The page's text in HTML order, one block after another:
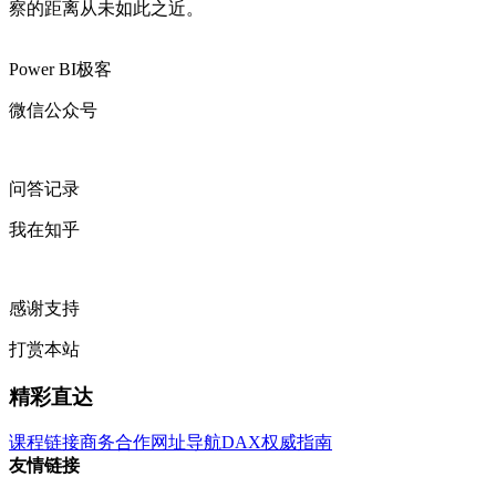
察的距离从未如此之近。
Power BI极客
微信公众号
问答记录
我在知乎
感谢支持
打赏本站
精彩直达
课程链接商务合作网址导航DAX权威指南
友情链接